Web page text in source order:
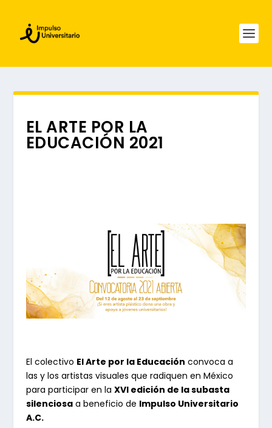
EL ARTE POR LA
EDUCACIÓN 2021
El colectivo El Arte por la Educación convoca a
las y los artistas visuales que radiquen en México
para participar en la XVI edición de la subasta
silenciosaa beneficio de Impulso Universitario
A.C.